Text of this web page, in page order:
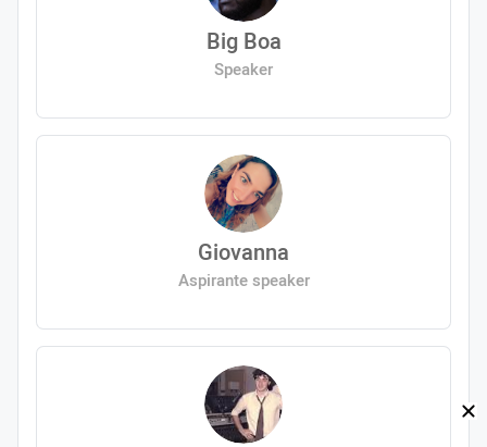
Big Boa
Speaker
Giovanna
Aspirante speaker